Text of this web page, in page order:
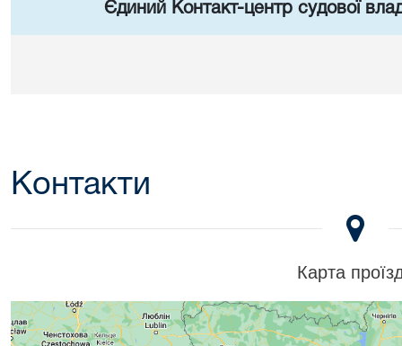
Єдиний Контакт-центр судової
Контакти
Карта